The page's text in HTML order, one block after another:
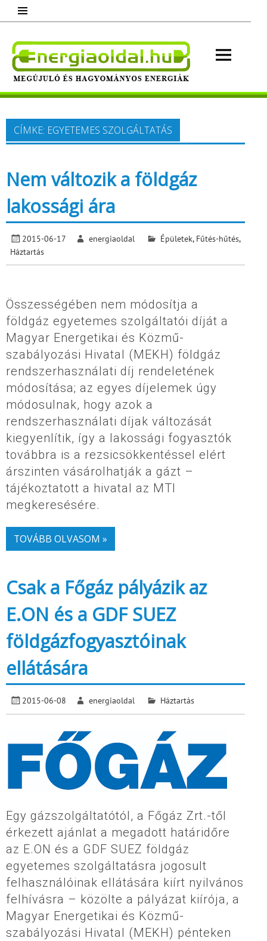
content
Megújuló és hagyományos energiák.
Minden, ami energia!
CÍMKE: EGYETEMES SZOLGÁLTATÁS
Nem változik a földgáz
lakossági ára
2015-06-17 energiaoldal Épületek, Fűtés-hűtés,
Háztartás
Összességében nem módosítja a
földgáz egyetemes szolgáltatói díját a
Magyar Energetikai és Közmű-
szabályozási Hivatal (MEKH) földgáz
rendszerhasználati díj rendeletének
módosítása; az egyes díjelemek úgy
módosulnak, hogy azok a
rendszerhasználati díjak változását
kiegyenlítik, így a lakossági fogyasztók
továbbra is a rezsicsökkentéssel elért
árszinten vásárolhatják a gázt –
tájékoztatott a hivatal az MTI
megkeresésére.
TOVÁBB OLVASOM »
Csak a Főgáz pályázik az
E.ON és a GDF SUEZ
földgázfogyasztóinak
ellátására
2015-06-08 energiaoldal Háztartás
Egy gázszolgáltatótól, a Főgáz Zrt.-től
érkezett ajánlat a megadott határidőre
az E.ON és a GDF SUEZ földgáz
egyetemes szolgáltatásra jogosult
felhasználóinak ellátására kiírt nyilvános
felhívásra – közölte a pályázat kiírója, a
Magyar Energetikai és Közmű-
szabályozási Hivatal (MEKH) pénteken